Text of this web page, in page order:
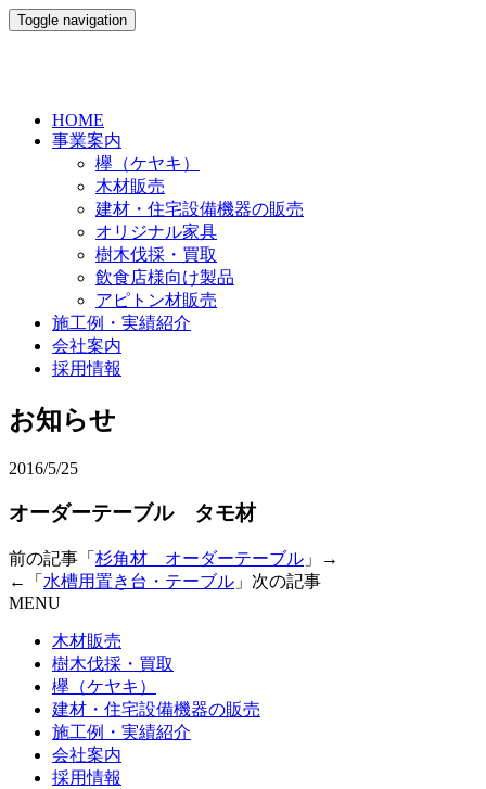
Toggle navigation
HOME
事業案内
欅（ケヤキ）
木材販売
建材・住宅設備機器の販売
オリジナル家具
樹木伐採・買取
飲食店様向け製品
アピトン材販売
施工例・実績紹介
会社案内
採用情報
お知らせ
2016/5/25
オーダーテーブル タモ材
前の記事「 杉角材 オーダーテーブル 」→
←「 水槽用置き台・テーブル 」次の記事
MENU
木材販売
樹木伐採・買取
欅（ケヤキ）
建材・住宅設備機器の販売
施工例・実績紹介
会社案内
採用情報